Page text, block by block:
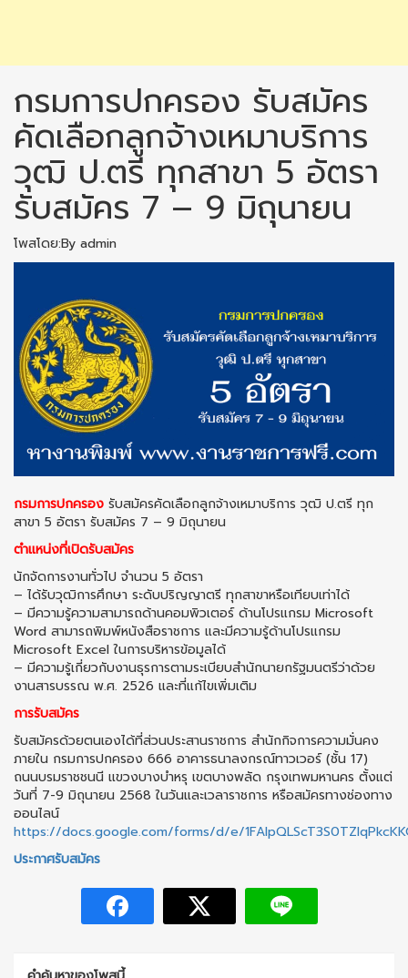
กรมการปกครอง รับสมัคร
คัดเลือกลูกจ้างเหมาบริการ
วุฒิ ป.ตรี ทุกสาขา 5 อัตรา
รับสมัคร 7 – 9 มิถุนายน
โพสโดย:By admin
กรมการปกครอง รับสมัครคัดเลือกลูกจ้างเหมาบริการ วุฒิ ป.ตรี ทุก
สาขา 5 อัตรา รับสมัคร 7 – 9 มิถุนายน
ตำแหน่งที่เปิดรับสมัคร
นักจัดการงานทั่วไป จำนวน 5 อัตรา
– ได้รับวุฒิการศึกษา ระดับปริญญาตรี ทุกสาขาหรือเทียบเท่าได้
– มีความรู้ความสามารถด้านคอมพิวเตอร์ ด้านโปรแกรม Microsoft
Word สามารถพิมพ์หนังสือราชการ และมีความรู้ด้านโปรแกรม
Microsoft Excel ในการบริหารข้อมูลได้
– มีความรู้เกี่ยวกับงานธุรการตามระเบียบสำนักนายกรัฐมนตรีว่าด้วย
งานสารบรรณ พ.ศ. 2526 และที่แก้ไขเพิ่มเติม
การรับสมัคร
รับสมัครด้วยตนเองได้ที่ส่วนประสานราชการ สำนักกิจการความมั่นคง
ภายใน กรมการปกครอง 666 อาคารธนาลงกรณ์ทาวเวอร์ (ชั้น 17)
ถนนบรมราชชนนี แขวงบางบำหรุ เขตบางพลัด กรุงเทพมหานคร ตั้งแต่
วันที่ 7-9 มิถุนายน 2568 ในวันและเวลาราชการ หรือสมัครทางช่องทาง
ออนไลน์
https://docs.google.com/forms/d/e/
ประกาศรับสมัคร